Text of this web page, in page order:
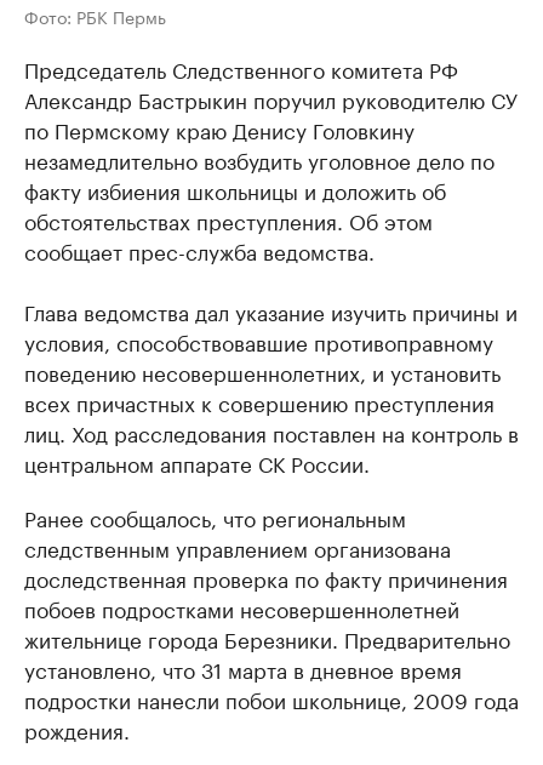
Фото: РБК Пермь
Председатель Следственного комитета РФ
Александр Бастрыкин поручил руководителю СУ
по Пермскому краю Денису Головкину
незамедлительно возбудить уголовное дело по
факту избиения школьницы и доложить об
обстоятельствах преступления. Об этом
сообщает прес-служба ведомства.
Глава ведомства дал указание изучить причины и
условия, способствовавшие противоправному
поведению несовершеннолетних, и установить
всех причастных к совершению преступления
лиц. Ход расследования поставлен на контроль в
центральном аппарате СК России.
Ранее сообщалось, что региональным
следственным управлением организована
доследственная проверка по факту причинения
побоев подростками несовершеннолетней
жительнице города Березники. Предварительно
установлено, что 31 марта в дневное время
подростки нанесли побои школьнице, 2009 года
рождения.